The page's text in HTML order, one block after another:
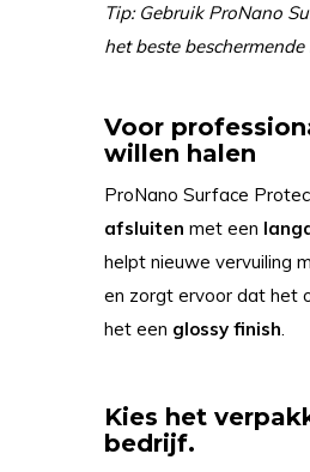
Tip: Gebruik ProNano
het beste
Voor
willen halen
ProNano Surface
afsluiten met een
helpt nieuwe vervuiling
en zorgt ervoor dat het
het een glossy finish.
Kies het
bedrijf.